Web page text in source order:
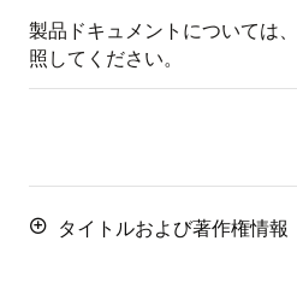
製品ドキュメントについては、
照してください。
タイトルおよび著作権情報